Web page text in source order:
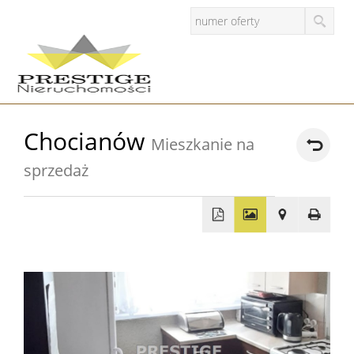
firmie
Oferty
Chocianów Mieszkanie na
sprzedaż
−